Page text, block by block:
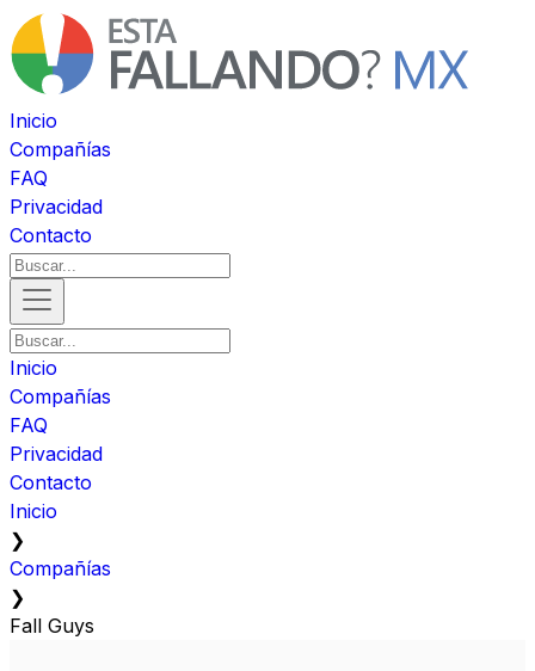
Inicio
Compañías
FAQ
Privacidad
Contacto
Inicio
Compañías
FAQ
Privacidad
Contacto
Inicio
❯
Compañías
❯
Fall Guys